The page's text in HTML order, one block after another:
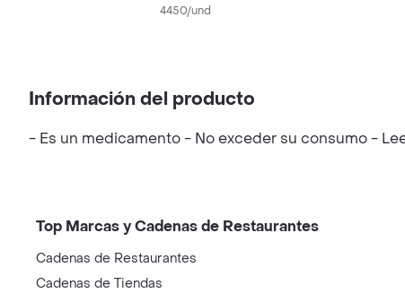
4450/und
Información del producto
- Es un medicamento - No exceder su consumo -
Top Marcas y Cadenas de Restaurantes
Cadenas de Restaurantes
Cadenas de Tiendas